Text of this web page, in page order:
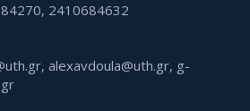
2410684632
alexavdoula@uth.gr, g-